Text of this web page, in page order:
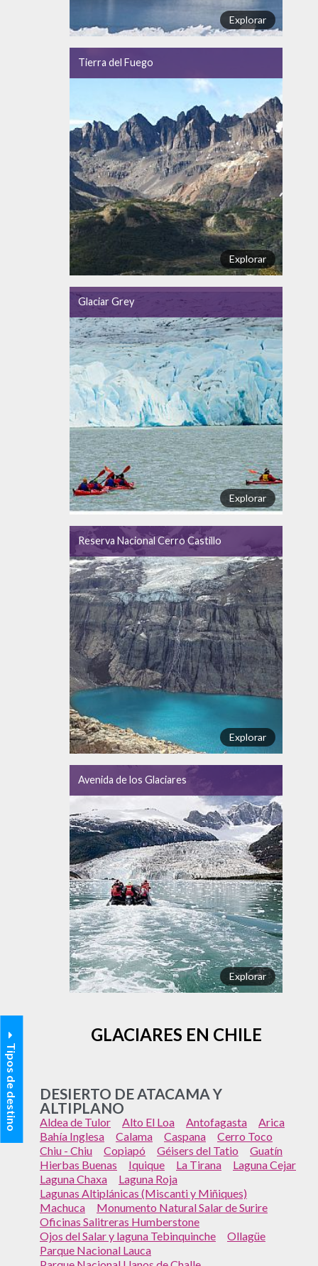
Explorar
Tierra del Fuego
Explorar
Glaciar Grey
Explorar
Reserva Nacional Cerro Castillo
Explorar
Avenida de los Glaciares
Explorar
Tipos de destino
GLACIARES EN CHILE
DESIERTO DE ATACAMA Y
ALTIPLANO
Aldea de Tulor Alto El Loa Antofagasta
Arica
Bahía Inglesa
Calama Caspana
Cerro Toco
Chiu - Chiu
Copiapó Géisers del Tatio
Guatín
Hierbas Buenas
Iquique La Tirana
Laguna Cejar
Laguna Chaxa
Laguna Roja
Lagunas Altiplánicas (Miscanti y Miñiques)
Machuca
Monumento Natural Salar de Surire
Oficinas Salitreras Humberstone
Ojos del Salar y laguna Tebinquinche
Ollagüe
Parque Nacional Lauca